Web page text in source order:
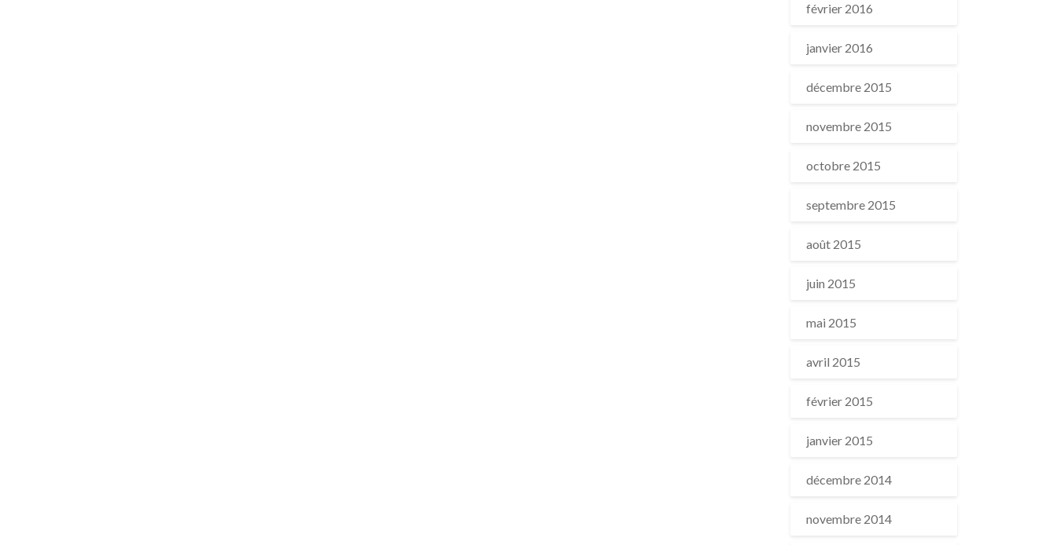
février 2016
janvier 2016
décembre 2015
novembre 2015
octobre 2015
septembre 2015
août 2015
juin 2015
mai 2015
avril 2015
février 2015
janvier 2015
décembre 2014
novembre 2014